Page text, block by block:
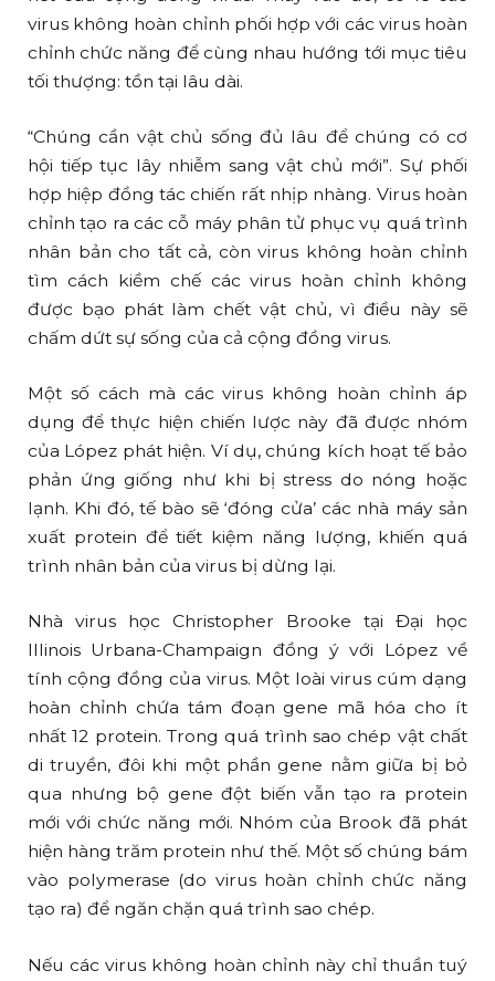
virus không hoàn chỉnh phối hợp với các virus hoàn
chỉnh chức năng để cùng nhau hướng tới mục tiêu
tối thượng: tồn tại lâu dài.
“Chúng cần vật chủ sống đủ lâu để chúng có cơ
hội tiếp tục lây nhiễm sang vật chủ mới”. Sự phối
hợp hiệp đồng tác chiến rất nhịp nhàng. Virus hoàn
chỉnh tạo ra các cỗ máy phân tử phục vụ quá trình
nhân bản cho tất cả, còn virus không hoàn chỉnh
tìm cách kiềm chế các virus hoàn chỉnh không
được bạo phát làm chết vật chủ, vì điều này sẽ
chấm dứt sự sống của cả cộng đồng virus.
Một số cách mà các virus không hoàn chỉnh áp
dụng để thực hiện chiến lược này đã được nhóm
của López phát hiện. Ví dụ, chúng kích hoạt tế bảo
phản ứng giống như khi bị stress do nóng hoặc
lạnh. Khi đó, tế bào sẽ ‘đóng cửa’ các nhà máy sản
xuất protein để tiết kiệm năng lượng, khiến quá
trình nhân bản của virus bị dừng lại.
Nhà virus học Christopher Brooke tại Đại học
Illinois Urbana-Champaign đồng ý với López về
tính cộng đồng của virus. Một loài virus cúm dạng
hoàn chỉnh chứa tám đoạn gene mã hóa cho ít
nhất 12 protein. Trong quá trình sao chép vật chất
di truyền, đôi khi một phần gene nằm giữa bị bỏ
qua nhưng bộ gene đột biến vẫn tạo ra protein
mới với chức năng mới. Nhóm của Brook đã phát
hiện hàng trăm protein như thế. Một số chúng bám
vào polymerase (do virus hoàn chỉnh chức năng
tạo ra) để ngăn chặn quá trình sao chép.
Nếu các virus không hoàn chỉnh này chỉ thuần tuý